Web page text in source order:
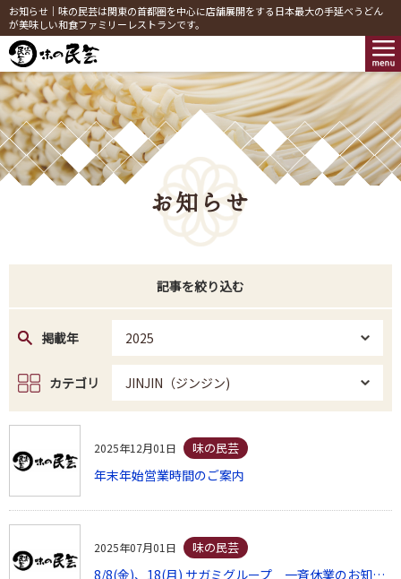
お知らせ｜味の民芸は関東の首都圏を中心に店舗展開をする日本最大の手延べうどん
が美味しい和食ファミリーレストランです。
お知らせ
記事を絞り込む
掲載年 2025
カテゴリ JINJIN（ジンジン)
2025年12月01日 味の民芸
年末年始営業時間のご案内
2025年07月01日 味の民芸
8/8(金)、18(月) サガミグループ 一斉休業のお知らせ